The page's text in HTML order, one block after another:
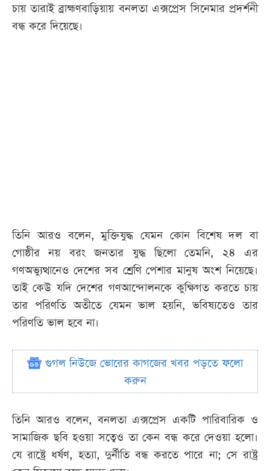
চায় তারাই ব্রাহ্মণবাড়িয়ায় বনলতা এক্সপ্রেস সিনেমার প্রদর্শনী
বন্ধ করে দিয়েছে।
তিনি আরও বলেন, মুক্তিযুদ্ধ যেমন কোন বিশেষ দল বা
গোষ্ঠীর নয় বরং জনতার যুদ্ধ ছিলো তেমনি, ২৪ এর
গণঅভ্যুত্থানেও দেশের সব শ্রেণি পেশার মানুষ অংশ নিয়েছে।
তাই কেউ যদি দেশের গণআন্দোলনকে কুক্ষিগত করতে চায়
তার পরিণতি অতীতে যেমন ভাল হয়নি, ভবিষ্যতেও তার
পরিণতি ভাল হবে না।
গুগল নিউজে ভোরের কাগজের খবর পড়তে ফলো
করুন
তিনি আরও বলেন, বনলতা এক্সপ্রেস একটি পারিবারিক ও
সামাজিক ছবি হওয়া সত্বেও তা কেন বন্ধ করে দেওয়া হলো।
যে রাষ্ট্রে ধর্ষণ, হত্যা, দুর্নীতি বন্ধ করতে পারে না; সে রাষ্ট্র